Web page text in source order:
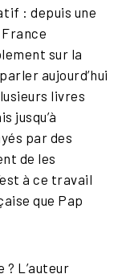
: depuis une
France
sur la
aujourd’hui
livres
jusqu’à
par des
de les
à ce travail
que Pap
L’auteur